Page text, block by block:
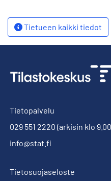
Tietueen kaikki tiedot
Tietopalvelu
029 551 2220 (arkisin klo
info@stat.fi
Tietosuojaseloste